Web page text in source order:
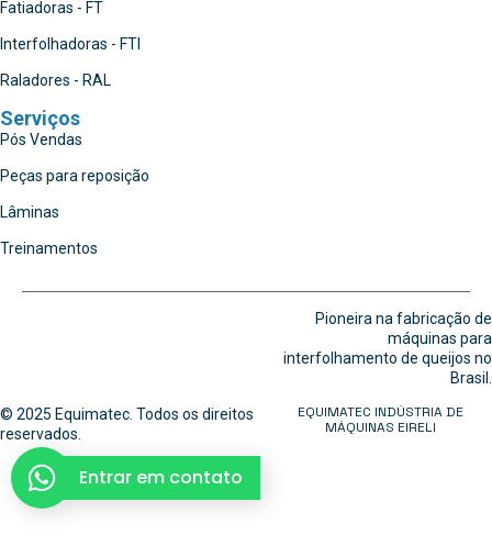
Fatiadoras - FT
Interfolhadoras - FTI
Raladores - RAL
Serviços
Pós Vendas
Peças para reposição
Lâminas
Treinamentos
Pioneira na fabricação de
máquinas para
interfolhamento de queijos no
Brasil.
© 2025 Equimatec. Todos os direitos
reservados.
EQUIMATEC INDÚSTRIA DE
MÁQUINAS EIRELI
Entrar em contato